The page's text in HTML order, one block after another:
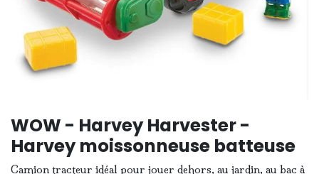
WOW - Harvey Harvester -
Harvey moissonneuse batteuse
Camion tracteur idéal pour jouer dehors, au jardin, au bac à